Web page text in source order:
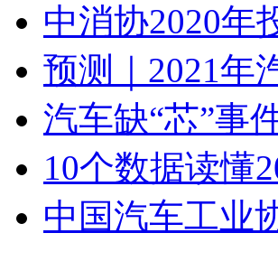
中消协2020年
预测｜2021年
汽车缺“芯”事
10个数据读懂
中国汽车工业